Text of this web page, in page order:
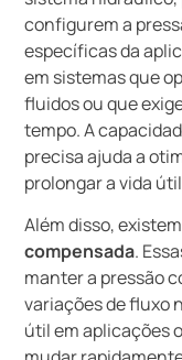
configurem a
específicas da
em sistemas que
fluidos ou que
tempo. A
precisa ajuda a
prolongar a vida
Além disso,
compensada.
manter a pressão
variações de fluxo
útil em aplicações